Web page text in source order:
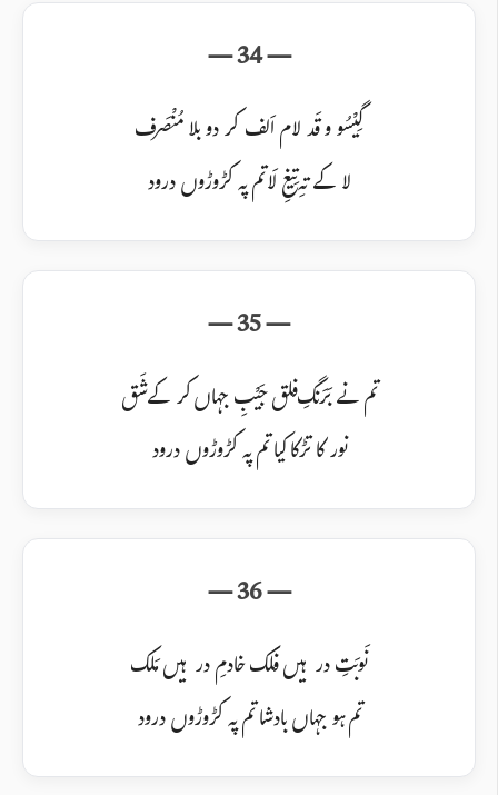
گِیْسُو و قَد لام اَلف کر دو بلا مُنْصَرف
لا کے تہِ تِیغِ لَا تم پہ کڑوڑوں درود
تم نے بَرَنگِ فلق جَیْبِ جہاں کر کے شَق
نور کا تڑکا کیا تم پہ کڑوڑوں درود
نَوبَتِ در ہیں فَلک خادمِ در ہیں مَلک
تم ہو جہاں بادشا تم پہ کڑوڑوں درود